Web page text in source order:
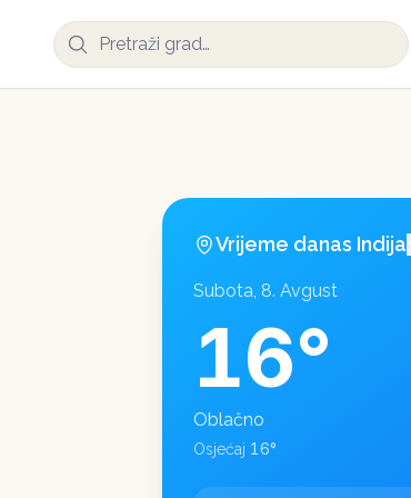
Vrijeme danas Indija
Subota, 8. Avgust
16°
Oblačno
Osjećaj 16°